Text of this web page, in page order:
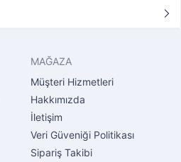
MAĞAZA
Müşteri Hizmetleri
Hakkımızda
İletişim
Veri Güveniği Politikası
Sipariş Takibi